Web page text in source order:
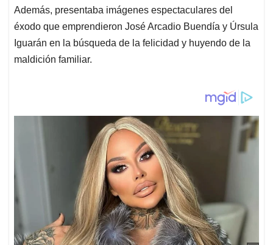
Además, presentaba imágenes espectaculares del
éxodo que emprendieron José Arcadio Buendía y Úrsula
Iguarán en la búsqueda de la felicidad y huyendo de la
maldición familiar.